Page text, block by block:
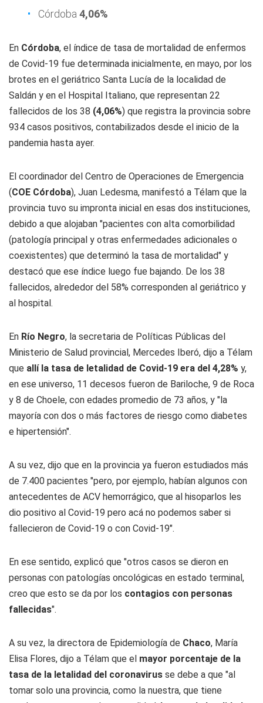
Córdoba 4,06%
En Córdoba, el índice de tasa de mortalidad de enfermos
de Covid-19 fue determinada inicialmente, en mayo, por los
brotes en el geriátrico Santa Lucía de la localidad de
Saldán y en el Hospital Italiano, que representan 22
fallecidos de los 38 (4,06%) que registra la provincia sobre
934 casos positivos, contabilizados desde el inicio de la
pandemia hasta ayer.
El coordinador del Centro de Operaciones de Emergencia
(COE Córdoba), Juan Ledesma, manifestó a Télam que la
provincia tuvo su impronta inicial en esas dos instituciones,
debido a que alojaban "pacientes con alta comorbilidad
(patología principal y otras enfermedades adicionales o
coexistentes) que determinó la tasa de mortalidad" y
destacó que ese índice luego fue bajando. De los 38
fallecidos, alrededor del 58% corresponden al geriátrico y
al hospital.
En Río Negro, la secretaria de Políticas Públicas del
Ministerio de Salud provincial, Mercedes Iberó, dijo a Télam
que allí la tasa de letalidad de Covid-19 era del 4,28% y,
en ese universo, 11 decesos fueron de Bariloche, 9 de Roca
y 8 de Choele, con edades promedio de 73 años, y "la
mayoría con dos o más factores de riesgo como diabetes
e hipertensión".
A su vez, dijo que en la provincia ya fueron estudiados más
de 7.400 pacientes "pero, por ejemplo, habían algunos con
antecedentes de ACV hemorrágico, que al hisoparlos les
dio positivo al Covid-19 pero acá no podemos saber si
fallecieron de Covid-19 o con Covid-19".
En ese sentido, explicó que "otros casos se dieron en
personas con patologías oncológicas en estado terminal,
creo que esto se da por los contagios con personas
fallecidas".
A su vez, la directora de Epidemiología de Chaco, María
Elisa Flores, dijo a Télam que el mayor porcentaje de la
tasa de la letalidad del coronavirus se debe a que "al
tomar solo una provincia, como la nuestra, que tiene